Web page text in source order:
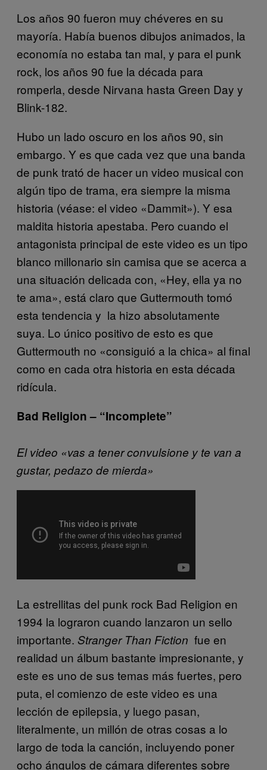
Los años 90 fueron muy chéveres en su
mayoría. Había buenos dibujos animados, la
economía no estaba tan mal, y para el punk
rock, los años 90 fue la década para
romperla, desde Nirvana hasta Green Day y
Blink-182.
Hubo un lado oscuro en los años 90, sin
embargo. Y es que cada vez que una banda
de punk trató de hacer un video musical con
algún tipo de trama, era siempre la misma
historia (véase: el video «Dammit»). Y esa
maldita historia apestaba. Pero cuando el
antagonista principal de este video es un tipo
blanco millonario sin camisa que se acerca a
una situación delicada con, «Hey, ella ya no
te ama», está claro que Guttermouth tomó
esta tendencia y la hizo absolutamente
suya. Lo único positivo de esto es que
Guttermouth no «consiguió a la chica» al final
como en cada otra historia en esta década
ridícula.
Bad Religion – “Incomplete”
El video «vas a tener convulsione y te van a
gustar, pedazo de mierda»
La estrellitas del punk rock Bad Religion en
1994 la lograron cuando lanzaron un sello
importante. Stranger Than Fiction fue en
realidad un álbum bastante impresionante, y
este es uno de sus temas más fuertes, pero
puta, el comienzo de este video es una
lección de epilepsia, y luego pasan,
literalmente, un millón de otras cosas a lo
largo de toda la canción, incluyendo poner
ocho ángulos de cámara diferentes sobre